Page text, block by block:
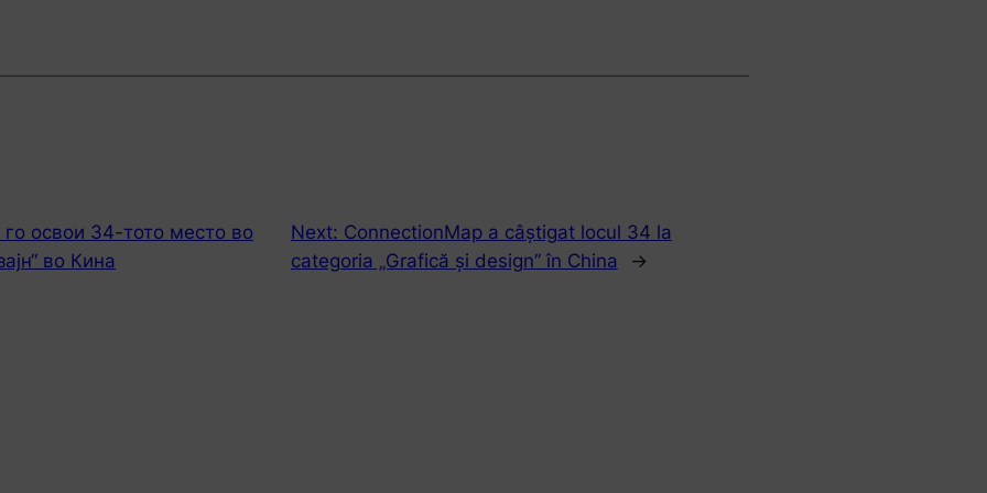
освои 34-тото место во
во Кина
Next: ConnectionMap a câștigat locul 34 la
categoria „Grafică și design” în China
→